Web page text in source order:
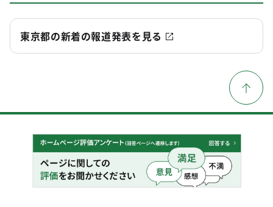
東京都の新着の報道発表を見る